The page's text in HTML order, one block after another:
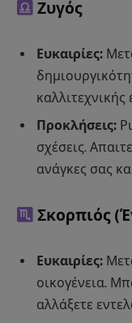
Ζυγός
Ευκαιρίες:
Προκλήσεις:
σχέσεις.
ανάγκες σας
Σκορπιός
Ευκαιρίες:
οικογένεια.
αλλάξετε